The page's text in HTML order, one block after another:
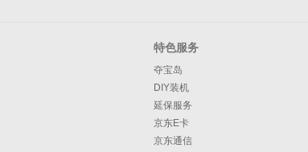
特色服务
夺宝岛
DIY装机
延保服务
京东E卡
京东通信